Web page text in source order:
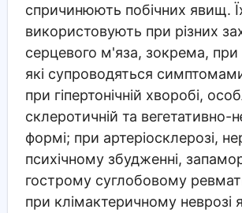
спричинюють побічних явищ.
використовують при різних
серцевого м'яза, зокрема, при
які супроводяться
при гіпертонічній хворобі,
склеротичній та вегетативно-
формі; при артеріосклерозі,
психічному збудженні,
гострому суглобовому
при клімактеричному неврозі